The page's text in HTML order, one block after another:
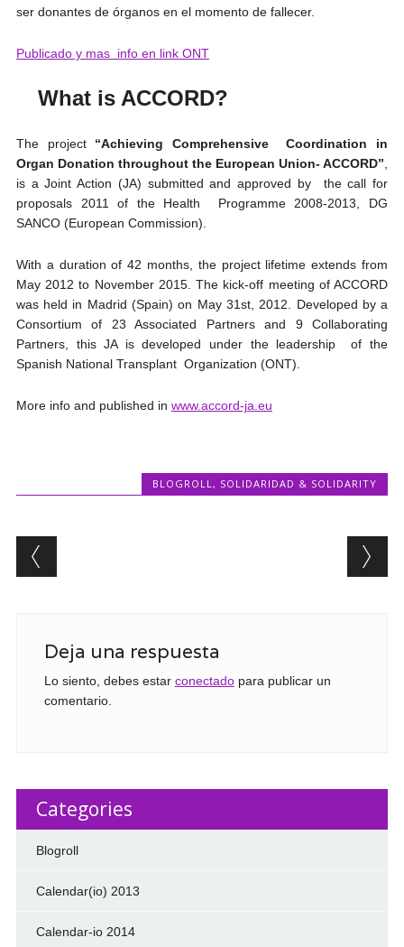
ser donantes de órganos en el momento de fallecer.
Publicado y mas info en link ONT
What is ACCORD?
The project “Achieving Comprehensive Coordination in
Organ Donation throughout the European Union- ACCORD”
is a Joint Action (JA) submitted and approved by the call for
proposals 2011 of the Health Programme 2008-2013, DG
SANCO (European Commission).
With a duration of 42 months, the project lifetime extends from
May 2012 to November 2015. The kick-off meeting of ACCORD
was held in Madrid (Spain) on May 31st, 2012. Developed by a
Consortium of 23 Associated Partners and 9 Collaborating
Partners, this JA is developed under the leadership of the
Spanish National Transplant Organization (ONT).
More info and published in www.accord-ja.eu
BLOGROLL, SOLIDARIDAD & SOLIDARITY
Post navigation
Deja una respuesta
Lo siento, debes estar conectadopara publicar un
comentario.
Categories
Blogroll
Calendar(io) 2013
Calendar-io 2014